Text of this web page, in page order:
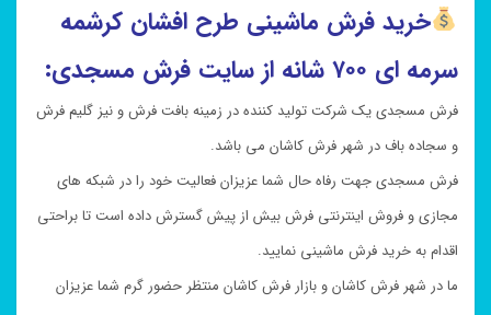
خرید فرش ماشینی طرح افشان کرشمه
سرمه ای ۷۰۰ شانه از سایت فرش مسجدی:
فرش مسجدی یک شرکت تولید کننده در زمینه بافت فرش و نیز گلیم فرش
و سجاده باف در شهر فرش کاشان می باشد.
فرش مسجدی جهت رفاه حال شما عزیزان فعالیت خود را در شبکه های
مجازی و فروش اینترنتی فرش بیش از پیش گسترش داده است تا براحتی
اقدام به خرید فرش ماشینی نمایید.
ما در شهر فرش کاشان و بازار فرش کاشان منتظر حضور گرم شما عزیزان